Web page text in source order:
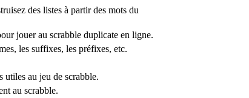
des listes à partir des mots du
jouer au scrabble duplicate en ligne.
les suffixes, les préfixes, etc.
utiles au jeu de scrabble.
au scrabble.